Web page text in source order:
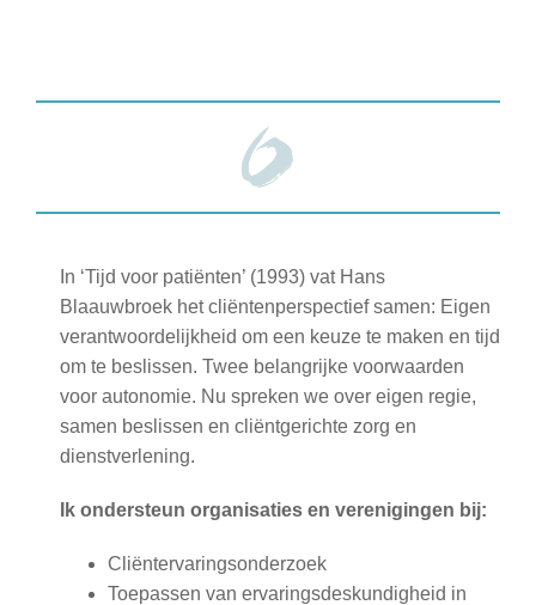
In ‘Tijd voor patiënten’ (1993) vat Hans
Blaauwbroek het cliëntenperspectief samen: Eigen
verantwoordelijkheid om een keuze te maken en tijd
om te beslissen. Twee belangrijke voorwaarden
voor autonomie. Nu spreken we over eigen regie,
samen beslissen en cliëntgerichte zorg en
dienstverlening.
Ik ondersteun organisaties en verenigingen bij:
Cliëntervaringsonderzoek
Toepassen van ervaringsdeskundigheid in